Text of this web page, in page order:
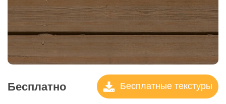
Бесплатно Бесплатные текстуры